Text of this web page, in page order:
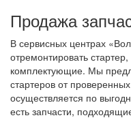
Продажа
В сервисных центрах
отремонтировать
комплектующие. Мы
стартеров от
осуществляется по
есть запчасти,